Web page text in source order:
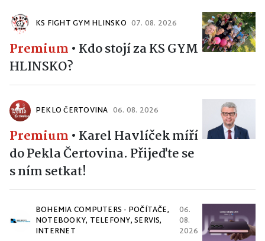
KS FIGHT GYM HLINSKO 07. 08. 2026
Premium • Kdo stojí za KS GYM
HLINSKO?
PEKLO ČERTOVINA 06. 08. 2026
Premium • Karel Havlíček míří
do Pekla Čertovina. Přijeďte se
s ním setkat!
BOHEMIA COMPUTERS - POČÍTAČE,
NOTEBOOKY, TELEFONY, SERVIS,
INTERNET
06.
08.
2026